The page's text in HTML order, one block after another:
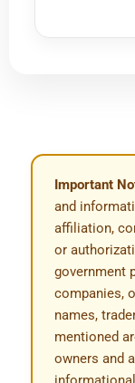
Important
and
affiliation,
or
government
companies,
names,
mentioned
owners and